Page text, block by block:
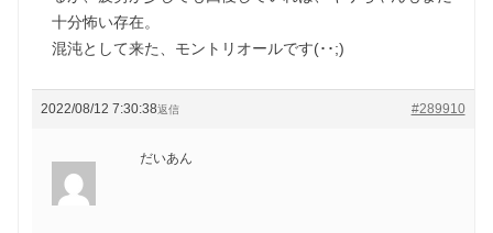
十分怖い存在。
混沌として来た、モントリオールです(･･;)
2022/08/12 7:30:38 #289910
返信
だいあん